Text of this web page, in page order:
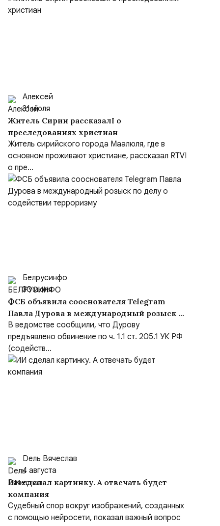
Алексей
31 июля
Житель Сирии рассказалI о
преследованиях христиан
Житель сирийского города Маалюля, где в
основном проживают христиане, рассказал RTVI
о пре...
Белрусинфо
30 июля
ФСБ объявила сооснователя Telegram
Павла Дурова в международный розыск по
делу о содействии терроризму
В ведомстве сообщили, что Дурову
предъявлено обвинение по ч. 1.1 ст. 205.1 УК РФ
(содейств...
Dель Вячеслав
4 августа
ИИ сделал картинку. А отвечать будет
компания
Судебный спор вокруг изображений, созданных
с помощью нейросети, показал важный вопрос